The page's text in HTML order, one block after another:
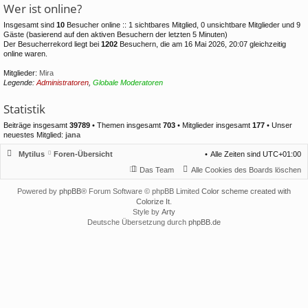
Wer ist online?
Insgesamt sind 10 Besucher online :: 1 sichtbares Mitglied, 0 unsichtbare Mitglieder und 9
Gäste (basierend auf den aktiven Besuchern der letzten 5 Minuten)
Der Besucherrekord liegt bei 1202 Besuchern, die am 16 Mai 2026, 20:07 gleichzeitig
online waren.
Mitglieder: Mira
Legende: Administratoren Globale Moderatoren
Statistik
Beiträge insgesamt 39789 • Themen insgesamt 703 • Mitglieder insgesamt 177 • Unser
neuestes Mitglied: jana
Mytilus Foren-Übersicht Alle Zeiten sind UTC+01:00
Alle Cookies des Boards löschen
Das Team
Powered by phpBB® Forum Software © phpBB Limited Color scheme created with
Colorize It
Style by Arty
Deutsche Übersetzung durch phpBB.de